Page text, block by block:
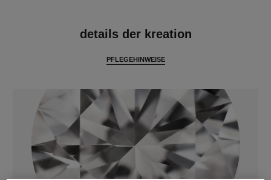
details der kreation
PFLEGEHINWEISE